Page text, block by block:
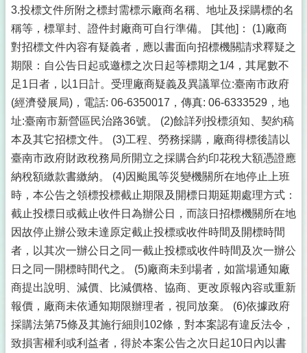
3.投標文件所附之標封需標示廠商名稱、地址及採購標的名
稱等，標單封、證件封廠商可自行準備。 [其他]： (1)廠商
對招標文件內容有疑義者，應以書面向招標機關請求釋疑之
期限：自公告日起或邀標之次日起等標期之1/4，其尾數不
足1日者，以1日計。受理廠商疑義及異議單位:臺南市政府
(經濟發展局)，電話: 06-6350017，傳真: 06-6333529，地
址:臺南市新營區民治路36號。 (2)餘詳列投標須知、契約稿
本及其它招標文件。 (3)工程、勞務採購，廠商得標後請以
臺南市政府財政稅務局所開立之採購合約印花稅大額憑證應
納稅額繳款書繳納。 (4)因颱風等災變機關所在地停止上班
時，本公告之領標投標截止期限及開標日期延期處理方式：
截止投標日或截止收件日為辦公日，而該日招標機關所在地
因故停止辦公致未達原定截止投標或收件時間及開標時間
者，以其次一辦公日之同一截止投標或收件時間及次一辦公
日之同一開標時間代之。 (5)廠商未到場者，如當場通知廠
商提出說明、減價、比減價格、協商、更改原報內容或重新
報價，廠商未依通知期限辦理者，視同放棄。 (6)依據政府
採購法第75條及其施行細則102條，對本案認有違反法令，
致損害權利或利益者，得於本案公告之次日起10日內以書